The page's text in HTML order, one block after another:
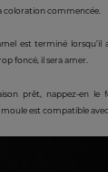
coloration commencée.
est terminé
foncé, il sera amer.
prêt, nappez-en le
est compatible